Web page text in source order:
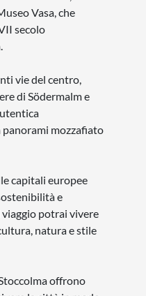
Vasa, che
secolo
vie del centro,
di Södermalm e
panorami mozzafiato
capitali europee
e
potrai vivere
natura e stile
offrono